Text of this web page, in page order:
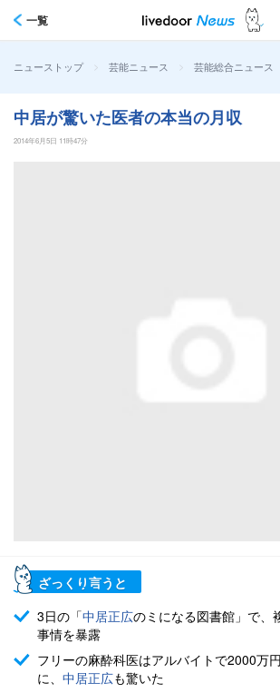
一覧
ニューストップ > 芸能ニュース > 芸能総合ニュース
中居が驚いた医者の本当の月収
2014年6月5日 11時47分
ざっくり言うと
3日の「中居正広のミになる図書館」で、
事情を暴露
フリーの麻酔科医はアルバイトで2000万
に、 中居正広も驚いた